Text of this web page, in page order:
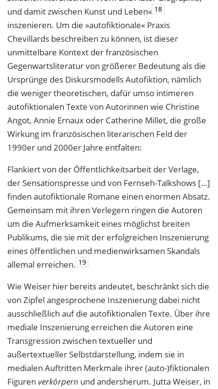
und damit zwischen Kunst und Leben« 18
inszenieren. Um die »autofiktionale« Praxis
Chevillards beschreiben zu können, ist dieser
unmittelbare Kontext der französischen
Gegenwartsliteratur von größerer Bedeutung als die
Ursprünge des Diskursmodells Autofiktion, nämlich
die weniger theoretischen, dafür umso intimeren
autofiktionalen Texte von Autorinnen wie Christine
Angot, Annie Ernaux oder Catherine Millet, die große
Wirkung im französischen literarischen Feld der
1990er und 2000er Jahre entfalten:
Flankiert von der Öffentlichkeitsarbeit der Verlage,
der Sensationspresse und von Fernseh-Talkshows […]
finden autofiktionale Romane einen enormen Absatz.
Gemeinsam mit ihren Verlegern ringen die Autoren
um die Aufmerksamkeit eines möglichst breiten
Publikums, die sie mit der erfolgreichen Inszenierung
eines öffentlichen und medienwirksamen Skandals
allemal erreichen. 19
Wie Weiser hier bereits andeutet, beschränkt sich die
von Zipfel angesprochene Inszenierung dabei nicht
ausschließlich auf die autofiktionalen Texte. Über ihre
mediale Inszenierung erreichen die Autoren eine
Transgression zwischen textueller und
außertextueller Selbstdarstellung, indem sie in
medialen Auftritten Merkmale ihrer (auto-)fiktionalen
Figuren verkörpern und andersherum. Jutta Weiser, in